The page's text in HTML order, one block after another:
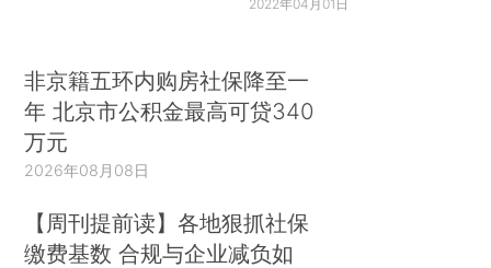
2022年04月01日
非京籍五环内购房社保降至一
年 北京市公积金最高可贷340
万元
2026年08月08日
【周刊提前读】各地狠抓社保
缴费基数 合规与企业减负如